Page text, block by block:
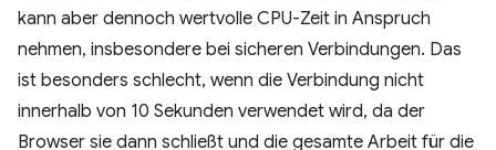
kann aber dennoch wertvolle CPU-Zeit in Anspruch
nehmen, insbesondere bei sicheren Verbindungen. Das
ist besonders schlecht, wenn die Verbindung nicht
innerhalb von 10 Sekunden verwendet wird, da der
Browser sie dann schließt und die gesamte Arbeit für die